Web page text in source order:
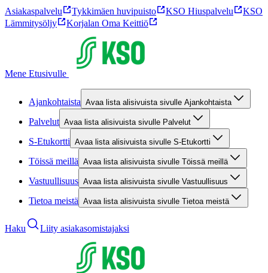
Asiakaspalvelu Tykkimäen huvipuisto KSO Hiuspalvelu
KSO
Lämmitysöljy
Korjalan Oma Keittiö
Mene Etusivulle
Ajankohtaista Avaa lista alisivuista sivulle Ajankohtaista
Palvelut Avaa lista alisivuista sivulle Palvelut
S-Etukortti Avaa lista alisivuista sivulle S-Etukortti
Töissä meillä Avaa lista alisivuista sivulle Töissä meillä
Vastuullisuus Avaa lista alisivuista sivulle Vastuullisuus
Tietoa meistä Avaa lista alisivuista sivulle Tietoa meistä
Haku Liity asiakasomistajaksi